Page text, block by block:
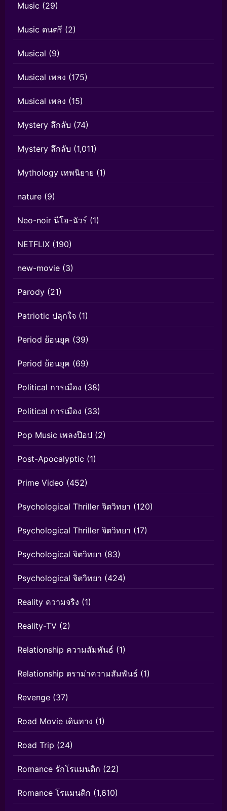
Music (29)
Music ดนตรี (2)
Musical (9)
Musical เพลง (175)
Musical เพลง (15)
Mystery ลึกลับ (74)
Mystery ลึกลับ (1,011)
Mythology เทพนิยาย (1)
nature (9)
Neo-noir นีโอ-นัวร์ (1)
NETFLIX (190)
new-movie (3)
Parody (21)
Patriotic ปลุกใจ (1)
Period ย้อนยุค (39)
Period ย้อนยุค (69)
Political การเมือง (38)
Political การเมือง (33)
Pop Music เพลงป๊อป (2)
Post-Apocalyptic (1)
Prime Video (452)
Psychological Thriller จิตวิทยา (120)
Psychological Thriller จิตวิทยา (17)
Psychological จิตวิทยา (83)
Psychological จิตวิทยา (424)
Reality ความจริง (1)
Reality-TV (2)
Relationship ความสัมพันธ์ (1)
Relationship ดราม่าความสัมพันธ์ (1)
Revenge (37)
Road Movie เดินทาง (1)
Road Trip (24)
Romance รักโรแมนติก (22)
Romance โรแมนติก (1,610)